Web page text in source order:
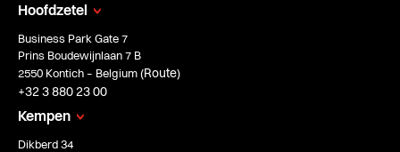
Hoofdzetel
Business Park Gate 7
Prins Boudewijnlaan 7 B
2550 Kontich – Belgium (Route)
+32 3 880 23 00
Kempen
Dikberd 34